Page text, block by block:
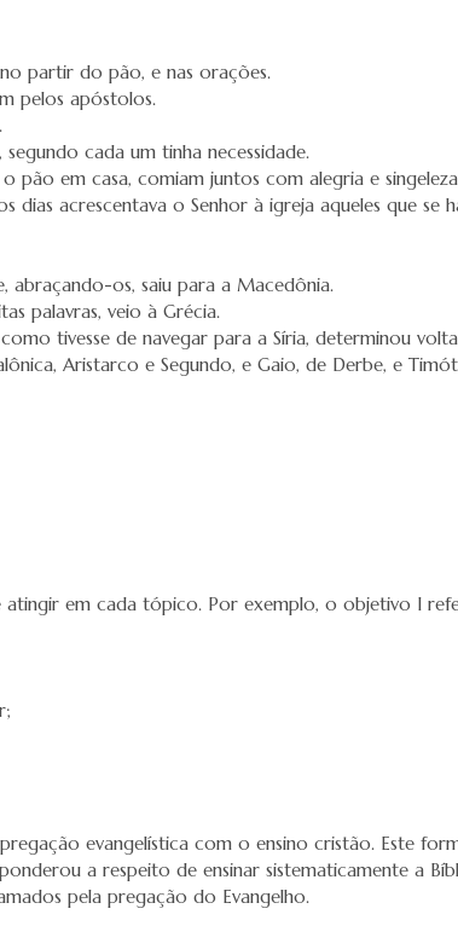
partir do pão, e nas orações.
pelos apóstolos.
cada um tinha necessidade.
em casa, comiam juntos com alegria e
acrescentava o Senhor à igreja aqueles que se
abraçando-os, saiu para a Macedônia.
palavras, veio à Grécia.
tivesse de navegar para a Síria, determinou
Aristarco e Segundo, e Gaio, de Derbe, e
em cada tópico. Por exemplo, o objetivo I
evangelística com o ensino cristão. Este
a respeito de ensinar sistematicamente a
pela pregação do Evangelho.